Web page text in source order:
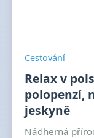
Cestování
Relax v
polopenzí,
jeskyně
Nádherná